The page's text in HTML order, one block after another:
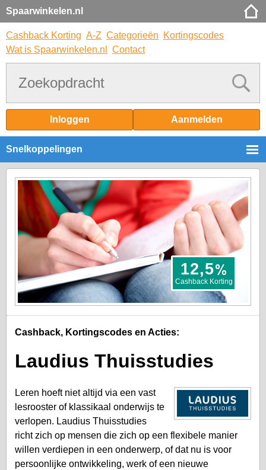
Spaarwinkelen.nl
Cashback Korting A-Z Categorieën
Kortingscodes
Wat is Spaarwinkelen.nl
Contact
Inloggen Aanmelden
Snelkoppelingen
12,5%
Cashback Korting
Cashback, Kortingscodes en Acties:
Laudius Thuisstudies
Leren hoeft niet altijd via een vast
lesrooster of klassikaal onderwijs te
verlopen. Laudius Thuisstudies
richt zich op mensen die zich op een flexibele manier
willen verdiepen in een onderwerp, of dat nu is voor
persoonlijke ontwikkeling, werk of een nieuwe